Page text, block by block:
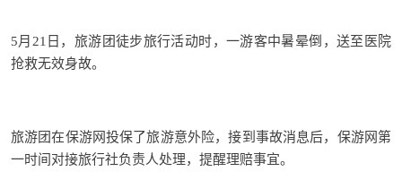
5月21日，旅游团徒步旅行活动时，一游客中暑晕倒，送至医院
抢救无效身故。
旅游团在保游网投保了旅游意外险，接到事故消息后，保游网第
一时间对接旅行社负责人处理，提醒理赔事宜。